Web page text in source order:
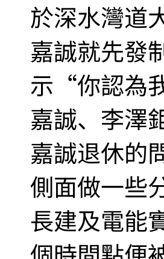
於深水灣道
嘉誠就先發
示“你認為
嘉誠、李澤
嘉誠退休的
側面做一些
長建及電能